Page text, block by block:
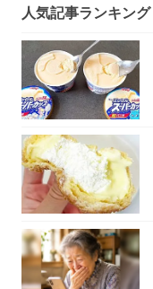
人気記事ランキング